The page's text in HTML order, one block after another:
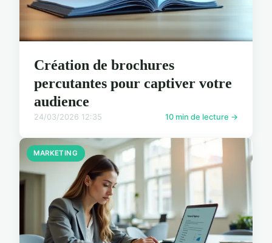
Création de brochures
percutantes pour captiver votre
audience
24/03/2026 12:35 10 min de lecture →
MARKETING